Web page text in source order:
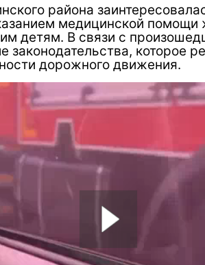
района
медицинской помощи
детям. В связи с
законодательства, которое
дорожного движения.